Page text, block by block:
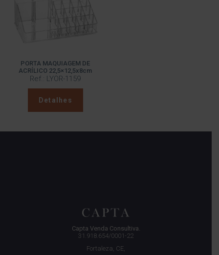
PORTA MAQUIAGEM DE
ACRÍLICO 22,5×12,5x8cm
Ref.: LYOR-1159
Detalhes
Capta Venda Consultiva.
31.918.654/0001-22
Fortaleza, CE,